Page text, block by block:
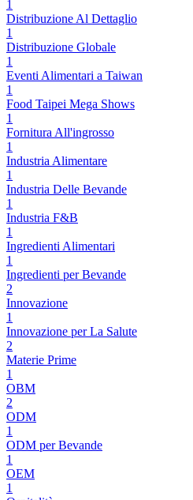
1
Distribuzione Al Dettaglio
1
Distribuzione Globale
1
Eventi Alimentari a Taiwan
1
Food Taipei Mega Shows
1
Fornitura All'ingrosso
1
Industria Alimentare
1
Industria Delle Bevande
1
Industria F&B
1
Ingredienti Alimentari
1
Ingredienti per Bevande
2
Innovazione
1
Innovazione per La Salute
2
Materie Prime
1
OBM
2
ODM
1
ODM per Bevande
1
OEM
1